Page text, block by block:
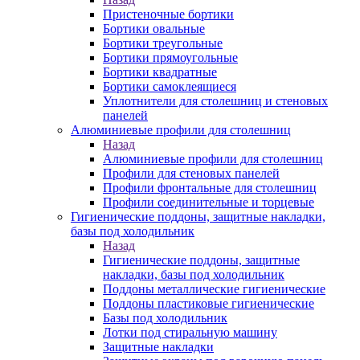
Пристеночные бортики
Бортики овальные
Бортики треугольные
Бортики прямоугольные
Бортики квадратные
Бортики самоклеящиеся
Уплотнители для столешниц и стеновых
панелей
Алюминиевые профили для столешниц
Назад
Алюминиевые профили для столешниц
Профили для стеновых панелей
Профили фронтальные для столешниц
Профили соединительные и торцевые
Гигиенические поддоны, защитные накладки,
базы под холодильник
Назад
Гигиенические поддоны, защитные
накладки, базы под холодильник
Поддоны металлические гигиенические
Поддоны пластиковые гигиенические
Базы под холодильник
Лотки под стиральную машину
Защитные накладки